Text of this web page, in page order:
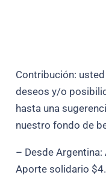
Contribución:
deseos y/o
hasta una
nuestro fondo de
– Desde
Aporte solidario